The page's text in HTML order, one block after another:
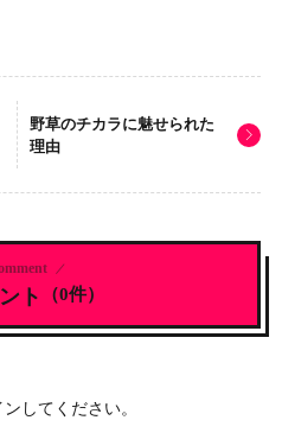
野草のチカラに魅せられた
理由
ト （0件）
ン してください。